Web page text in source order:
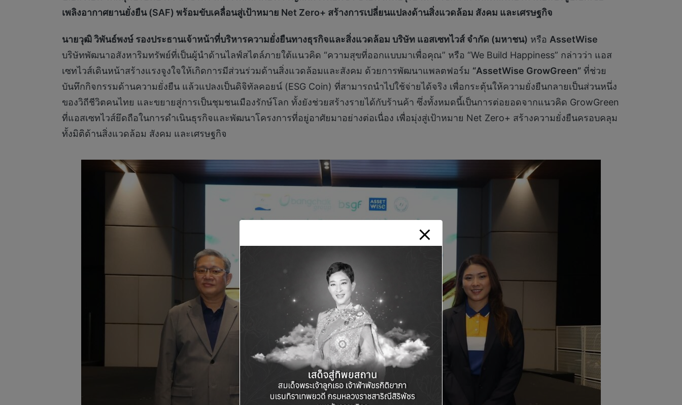
เพลิงอากาศยานยั่งยืน(SAF) พร้อมขับเคลื่อนสู่เป้าหมาย Net Zero+ สร้างการเปลี่ยนแปลงด้านสิ่งแวดล้อม สังคม และเศรษฐกิจ
นายวุฒิ วิพันธ์พงษ์ รองประธานเจ้าหน้าที่บริหารความยั่งยืนทางธุรกิจและสิ่งแวดล้อม บริษัท แอสเซทไวส์ จำกัด (มหาชน) หรือ AssetWise
บริษัทพัฒนาอสังหาริมทรัพย์ที่เป็นผู้นำด้านไลฟ์สไตล์ภายใต้แนวคิด “ความสุขที่ออกแบบมาเพื่อคุณ” หรือ “We Build Happiness” กล่าวว่า แอส
เซทไวส์เดินหน้าสร้างแรงจูงใจให้เกิดการมีส่วนร่วมด้านสิ่งแวดล้อมและสังคม ด้วยการพัฒนาแพลตฟอร์ม “AssetWise GrowGreen” ที่ช่วย
บันทึกกิจกรรมด้านความยั่งยืน แล้วแปลงเป็นดิจิทัลคอยน์ (ESG Coin) ที่สามารถนำไปใช้จ่ายได้จริง เพื่อกระตุ้นให้ความยั่งยืนกลายเป็นส่วนหนึ่ง
ของวิถีชีวิตคนไทย และขยายสู่การเป็นชุมชนเมืองรักษ์โลก ทั้งยังช่วยสร้างรายได้กับร้านค้า ซึ่งทั้งหมดนี้เป็นการต่อยอดจากแนวคิด GrowGreen
ที่แอสเซทไวส์ยึดถือในการดำเนินธุรกิจและพัฒนาโครงการที่อยู่อาศัยมาอย่างต่อเนื่อง เพื่อมุ่งสู่เป้าหมาย Net Zero+ สร้างความยั่งยืนครอบคลุม
ทั้งมิติด้านสิ่งแวดล้อม สังคม และเศรษฐกิจ